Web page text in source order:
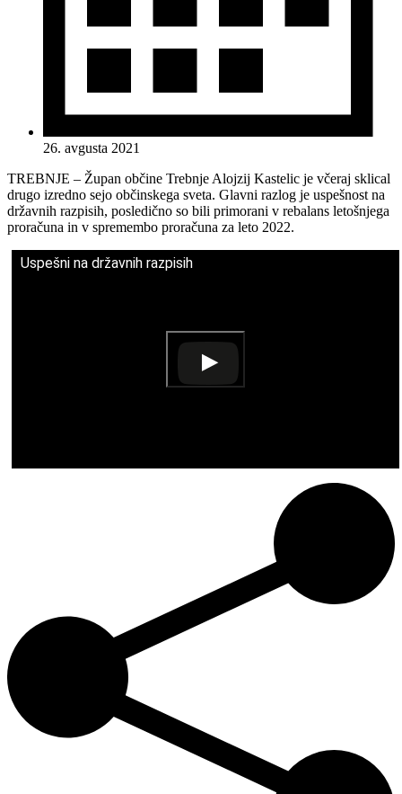
26. avgusta 2021
TREBNJE – Župan občine Trebnje Alojzij Kastelic je včeraj sklical
drugo izredno sejo občinskega sveta. Glavni razlog je uspešnost na
državnih razpisih, posledično so bili primorani v rebalans letošnjega
proračuna in v spremembo proračuna za leto 2022.
Uspešni na državnih razpisih